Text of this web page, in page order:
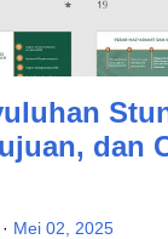
dan
Mei 02, 2025